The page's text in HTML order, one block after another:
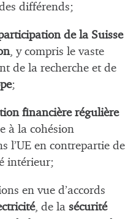
différends;
de la Suisse
, y compris le vaste
de la recherche et de
;
financière régulière
à la cohésion
l’UE en contrepartie de
intérieur;
en vue d’accords
, de la sécurité